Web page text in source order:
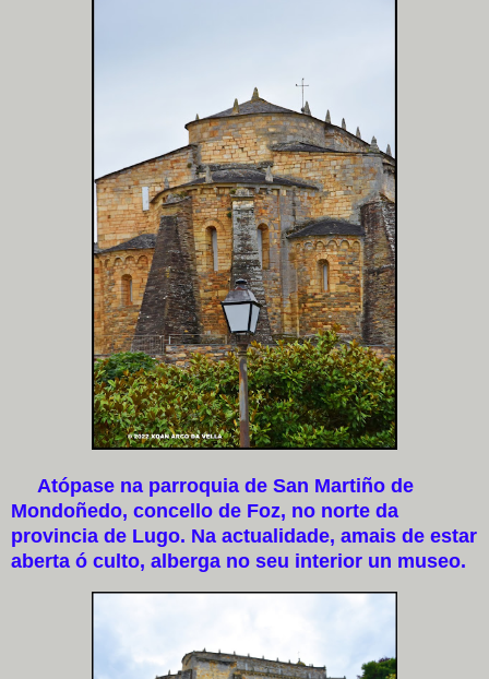
Atópase na parroquia de San Martiño de
Mondoñedo, concello de Foz, no norte da
provincia de Lugo. Na actualidade, amais de estar
aberta ó culto, alberga no seu interior un museo.